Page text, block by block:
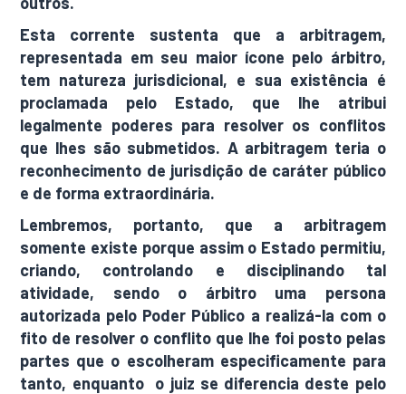
Esta corrente sustenta que a arbitragem,
representada em seu maior ícone pelo árbitro,
tem natureza jurisdicional, e sua existência é
proclamada pelo Estado, que lhe atribui
legalmente poderes para resolver os conflitos
que lhes são submetidos. A arbitragem teria o
reconhecimento de jurisdição de caráter público
e de forma extraordinária.
Lembremos, portanto, que a arbitragem
somente existe porque assim o Estado permitiu,
criando, controlando e disciplinando tal
atividade, sendo o árbitro uma persona
autorizada pelo Poder Público a realizá-la com o
fito de resolver o conflito que lhe foi posto pelas
partes que o escolheram especificamente para
tanto, enquanto o juiz se diferencia deste pelo